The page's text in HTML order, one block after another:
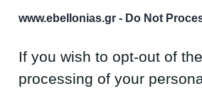
www.ebellonias.gr - Do Not
If you wish to opt-out of
processing of your
Αρχική Σελίδα
Ε. Μπελλώνιας Επεμβάσεις • Μη